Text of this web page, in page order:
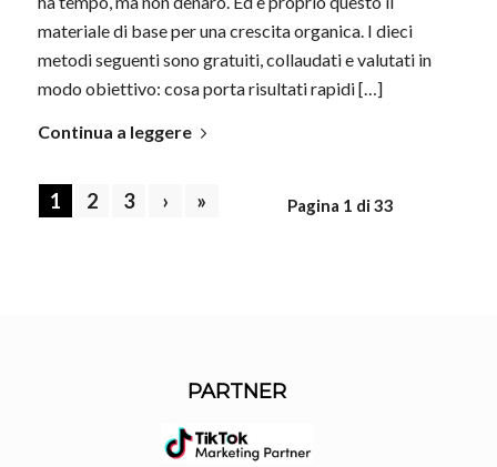
materiale di base per una crescita organica. I dieci
metodi seguenti sono gratuiti, collaudati e valutati in
modo obiettivo: cosa porta risultati rapidi […]
Continua a leggere
Pagina 1 di 33
1 2 3 › »
PARTNER